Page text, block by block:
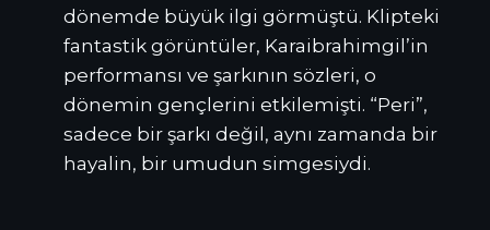
dönemde büyük ilgi görmüştü. Klipteki
fantastik görüntüler, Karaibrahimgil’in
performansı ve şarkının sözleri, o
dönemin gençlerini etkilemişti. “Peri”,
sadece bir şarkı değil, aynı zamanda bir
hayalin, bir umudun simgesiydi.